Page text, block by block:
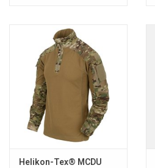
Helikon-Tex® MCDU